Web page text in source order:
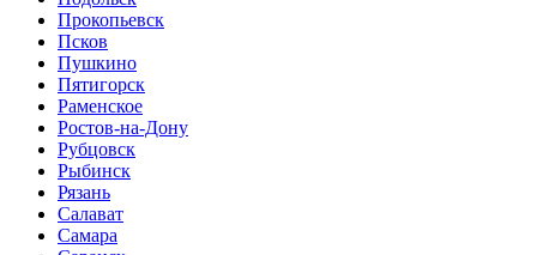
Прокопьевск
Псков
Пушкино
Пятигорск
Раменское
Ростов-на-Дону
Рубцовск
Рыбинск
Рязань
Салават
Самара